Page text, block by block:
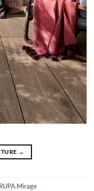
→
,Mirage